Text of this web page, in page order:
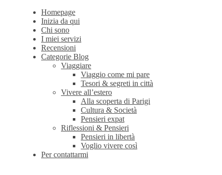
Homepage
Inizia da qui
Chi sono
I miei servizi
Recensioni
Categorie Blog
Viaggiare
Viaggio come mi pare
Tesori & segreti in città
Vivere all’estero
Alla scoperta di Parigi
Cultura & Società
Pensieri expat
Riflessioni & Pensieri
Pensieri in libertà
Voglio vivere così
Per contattarmi